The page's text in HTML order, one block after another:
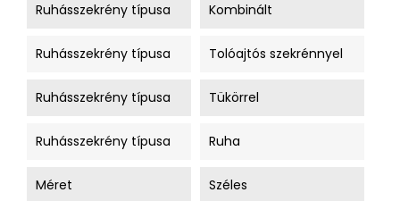
Ruhásszekrény típusa Kombinált
Ruhásszekrény típusa Tolóajtós szekrénnyel
Ruhásszekrény típusa Tükörrel
Ruhásszekrény típusa Ruha
Méret Széles